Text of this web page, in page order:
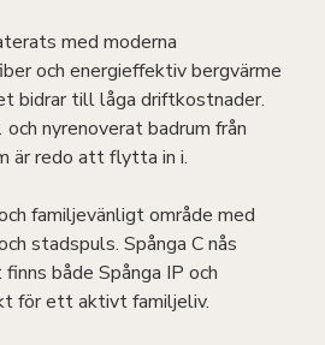
med moderna
och energieffektiv bergvärme
bidrar till låga driftkostnader.
nyrenoverat badrum från
är redo att flytta in i.
familjevänligt område med
stadspuls. Spånga C nås
både Spånga IP och
för ett aktivt familjeliv.